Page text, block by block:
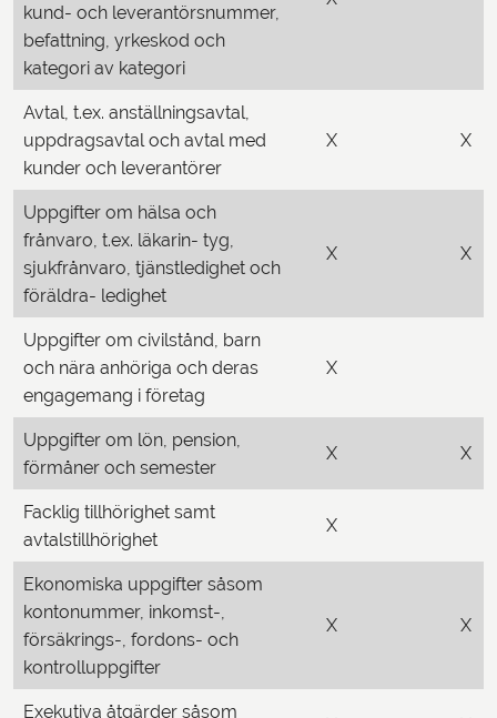
kund- och leverantörsnummer,
befattning, yrkeskod och
kategori av kategori
Avtal, t.ex. anställningsavtal,
uppdragsavtal och avtal med
kunder och leverantörer
X X
Uppgifter om hälsa och
frånvaro, t.ex. läkarin- tyg,
sjukfrånvaro, tjänstledighet och
föräldra- ledighet
X X
Uppgifter om civilstånd, barn
och nära anhöriga och deras
engagemang i företag
X
Uppgifter om lön, pension,
förmåner och semester
X X
Facklig tillhörighet samt
avtalstillhörighet
X
Ekonomiska uppgifter såsom
kontonummer, inkomst-,
försäkrings-, fordons- och
kontrolluppgifter
X X
Exekutiva åtgärder såsom